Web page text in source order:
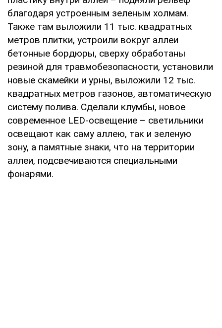
благодаря устроенным зеленым холмам.
Также там выложили 11 тыс. квадратных
метров плитки, устроили вокруг аллеи
бетонные бордюры, сверху обработаны
резиной для травмобезопасности, установили
новые скамейки и урны, выложили 12 тыс.
квадратных метров газонов, автоматическую
систему полива. Сделали клумбы, новое
современное LED-освещение – светильники
освещают как саму аллею, так и зеленую
зону, а памятные знаки, что на территории
аллеи, подсвечиваются специальными
фонарями.